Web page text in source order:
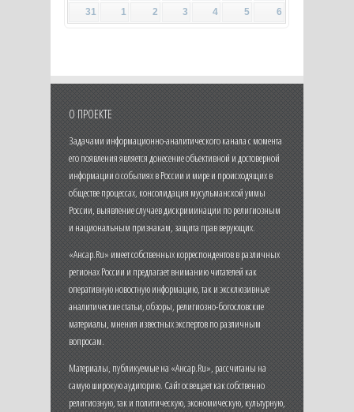
31
1 2 3 4 5 6
О ПРОЕКТЕ
Задачами информационно-аналитического канала с момента
его появления является донесение объективной и достоверной
информации о событиях в России и мире и происходящих в
обществе процессах, консолидация мусульманской уммы
России, выявление случаев дискриминации по религиозным
и национальным признакам, защита прав верующих.
«Ансар.Ru» имеет собственных корреспондентов в различных
регионах России и предлагает вниманию читателей как
оперативную новостную информацию, так и эксклюзивные
аналитические статьи, обзоры, религиозно-богословские
материалы, мнения известных экспертов по различным
вопросам.
Материалы, публикуемые на «Ансар.Ru», рассчитаны на
самую широкую аудиторию. Сайт освещает как собственно
религиозную, так и политическую, экономическую, культурную,